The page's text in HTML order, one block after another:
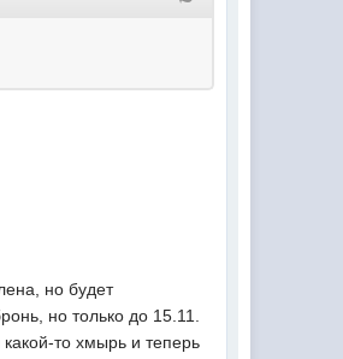
но будет
но только до 15.11.
то хмырь и теперь